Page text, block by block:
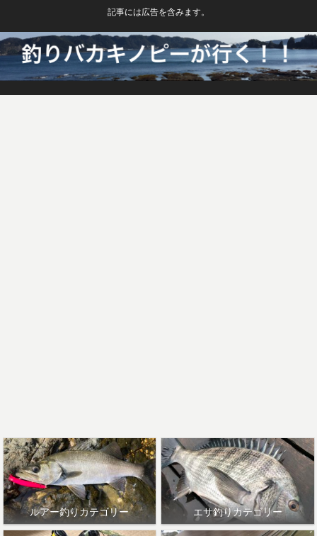
記事には広告を含みます。
ルアー釣りカテゴリー エサ釣りカテゴリー